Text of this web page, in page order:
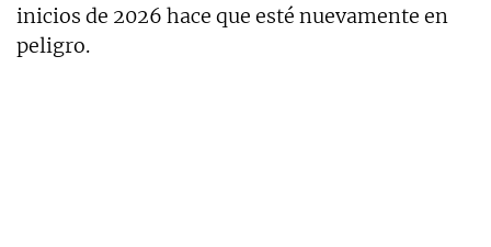
inicios de 2026 hace que esté nuevamente en
peligro.